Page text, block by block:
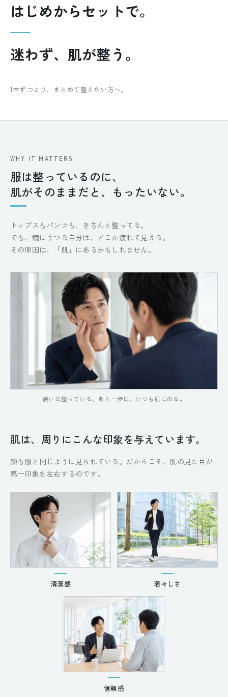
はじめからセットで。
迷わず、肌が整う。
1本ずつより、まとめて整えたい方へ。
WHY IT MATTERS
服は整っているのに、
肌がそのままだと、もったいない。
トップスもパンツも、きちんと整ってる。
でも、鏡にうつる自分は、どこか疲れて見える。
その原因は、「肌」にあるかもしれません。
装いは整っている。あと一歩は、いつも肌に出る。
肌は、周りにこんな印象を与えています。
顔も服と同じように見られている。だからこそ、肌の見た目が
第一印象を左右するのです。
清潔感 若々しさ
信頼感